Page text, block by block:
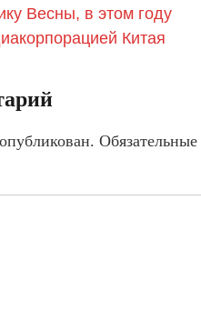
Весны, в этом году
Китая